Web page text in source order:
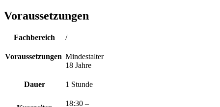
Voraussetzungen
Fachbereich /
Voraussetzungen Mindestalter
18 Jahre
Dauer 1 Stunde
18:30 –